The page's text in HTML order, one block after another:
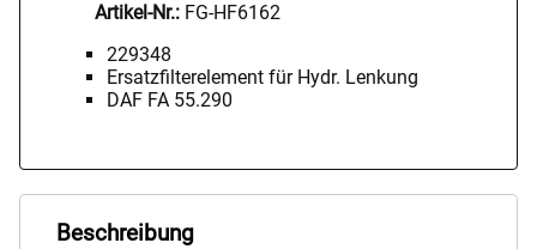
Artikel-Nr.: FG-HF6162
229348
Ersatzfilterelement für Hydr. Lenkung
DAF FA 55.290
Beschreibung